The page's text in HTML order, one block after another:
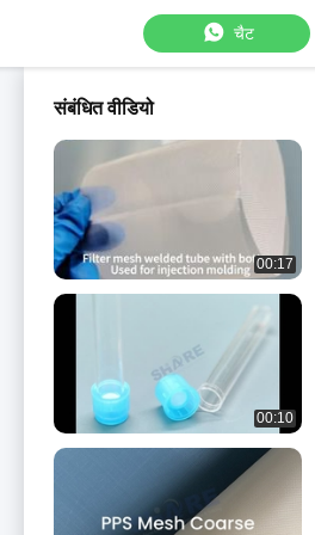
चैट
संबंधित वीडियो
00:17
00:10